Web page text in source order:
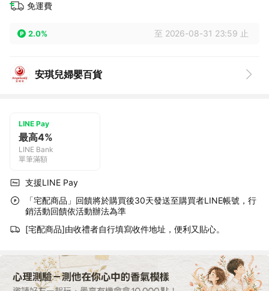
免運費
2.0% 至 2026-08-31 23:59 止
安琪兒婦嬰百貨
LINE Pay
最高4%
LINE Bank
單筆滿額
支援LINE Pay
「宅配商品」回饋將於購買後30天發送至購買者LINE帳號，行
銷活動回饋依活動辦法為準
[宅配商品]由收禮者自行填寫收件地址，便利又貼心。